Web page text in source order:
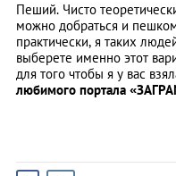
Пеший. Чисто
можно добраться и
практически, я таких
выберете именно этот
для того чтобы я у вас
любимого портала